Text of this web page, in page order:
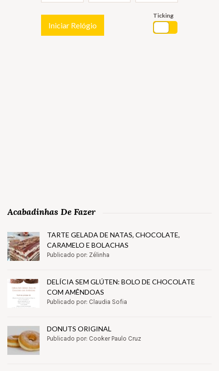
Iniciar Relógio
Ticking
Acabadinhas De Fazer
TARTE GELADA DE NATAS, CHOCOLATE,
CARAMELO E BOLACHAS
Publicado por: Zélinha
DELÍCIA SEM GLÚTEN: BOLO DE CHOCOLATE
COM AMÊNDOAS
Publicado por: Claudia Sofia
DONUTS ORIGINAL
Publicado por: Cooker Paulo Cruz